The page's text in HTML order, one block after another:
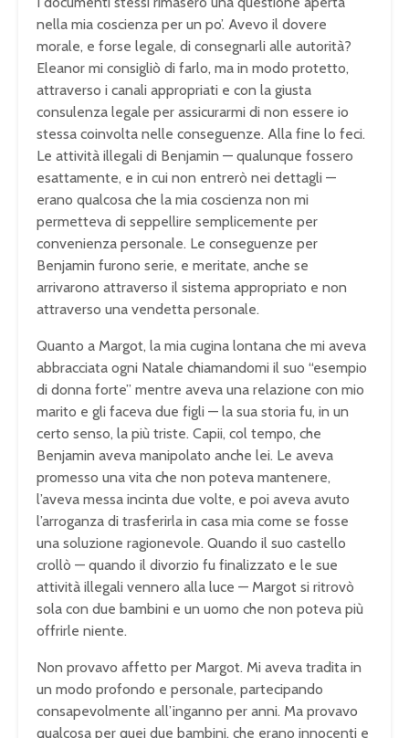
nella mia coscienza per un po’. Avevo il dovere
morale, e forse legale, di consegnarli alle autorità?
Eleanor mi consigliò di farlo, ma in modo protetto,
attraverso i canali appropriati e con la giusta
consulenza legale per assicurarmi di non essere io
stessa coinvolta nelle conseguenze. Alla fine lo feci.
Le attività illegali di Benjamin — qualunque fossero
esattamente, e in cui non entrerò nei dettagli —
erano qualcosa che la mia coscienza non mi
permetteva di seppellire semplicemente per
convenienza personale. Le conseguenze per
Benjamin furono serie, e meritate, anche se
arrivarono attraverso il sistema appropriato e non
attraverso una vendetta personale.
Quanto a Margot, la mia cugina lontana che mi aveva
abbracciata ogni Natale chiamandomi il suo “esempio
di donna forte” mentre aveva una relazione con mio
marito e gli faceva due figli — la sua storia fu, in un
certo senso, la più triste. Capii, col tempo, che
Benjamin aveva manipolato anche lei. Le aveva
promesso una vita che non poteva mantenere,
l’aveva messa incinta due volte, e poi aveva avuto
l’arroganza di trasferirla in casa mia come se fosse
una soluzione ragionevole. Quando il suo castello
crollò — quando il divorzio fu finalizzato e le sue
attività illegali vennero alla luce — Margot si ritrovò
sola con due bambini e un uomo che non poteva più
offrirle niente.
Non provavo affetto per Margot. Mi aveva tradita in
un modo profondo e personale, partecipando
consapevolmente all’inganno per anni. Ma provavo
qualcosa per quei due bambini, che erano innocenti e